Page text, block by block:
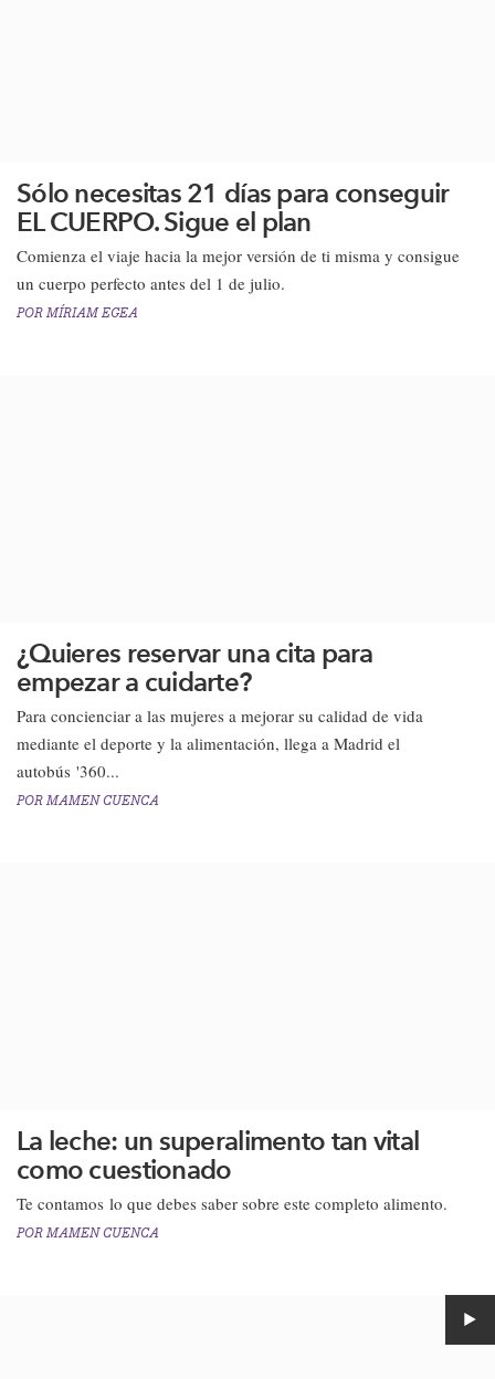
Sólo necesitas 21 días para conseguir
EL CUERPO. Sigue el plan
Comienza el viaje hacia la mejor versión de ti misma y consigue
un cuerpo perfecto antes del 1 de julio.
POR MÍRIAM EGEA
¿Quieres reservar una cita para
empezar a cuidarte?
Para concienciar a las mujeres a mejorar su calidad de vida
mediante el deporte y la alimentación, llega a Madrid el
autobús '360...
POR MAMEN CUENCA
La leche: un superalimento tan vital
como cuestionado
Te contamos lo que debes saber sobre este completo alimento.​
POR MAMEN CUENCA